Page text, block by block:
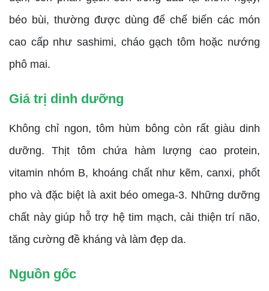
béo bùi, thường được dùng để chế biến các món
cao cấp như sashimi, cháo gạch tôm hoặc nướng
phô mai.
Giá trị dinh dưỡng
Không chỉ ngon, tôm hùm bông còn rất giàu dinh
dưỡng. Thịt tôm chứa hàm lượng cao protein,
vitamin nhóm B, khoáng chất như kẽm, canxi, phốt
pho và đặc biệt là axit béo omega-3. Những dưỡng
chất này giúp hỗ trợ hệ tim mạch, cải thiện trí não,
tăng cường đề kháng và làm đẹp da.
Nguồn gốc